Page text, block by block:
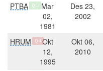
PTBA Q1
Mar
02,
1981
Des 23,
2002
HRUM Q4Okt
12,
1995
Okt 06,
2010